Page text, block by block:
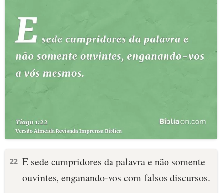
22 E sede cumpridores da palavra e não somente
ouvintes, enganando-vos com falsos discursos.